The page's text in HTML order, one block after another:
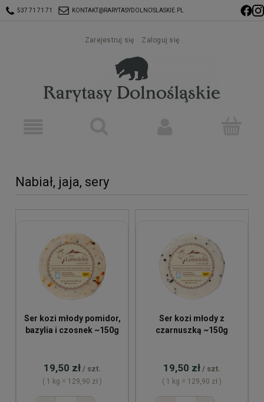
537 71 71 71 KONTAKT@RARYTASYDOLNOSLASKIE.PL
Zarejestruj się Zaloguj się
Nabiał, jaja, sery
Ser kozi młody pomidor,
bazylia i czosnek ~150g
19,50 zł / szt.
( 1 kg = 129,90 zł )
Ser kozi młody z
czarnuszką ~150g
19,50 zł / szt.
( 1 kg = 129,90 zł )